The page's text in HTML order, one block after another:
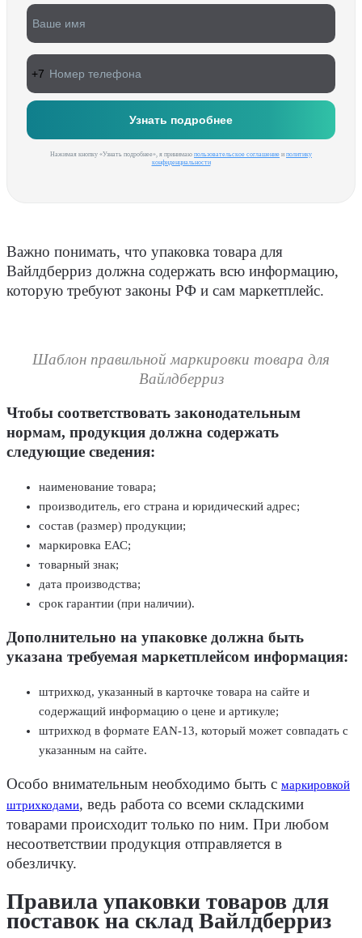
Нажимая кнопку «Узнать подробнее», я принимаю пользовательское соглашение и политику
конфиденциальности
Важно понимать, что упаковка товара для
Вайлдберриз должна содержать всю информацию,
которую требуют законы РФ и сам маркетплейс.
Шаблон правильной маркировки товара для
Вайлдберриз
Чтобы соответствовать законодательным
нормам, продукция должна содержать
следующие сведения:
наименование товара;
производитель, его страна и юридический адрес;
состав (размер) продукции;
маркировка ЕАС;
товарный знак;
дата производства;
срок гарантии (при наличии).
Дополнительно на упаковке должна быть
указана требуемая маркетплейсом информация:
штрихкод, указанный в карточке товара на сайте и
содержащий информацию о цене и артикуле;
штрихкод в формате EAN-13, который может совпадать с
указанным на сайте.
Особо внимательным необходимо быть с маркировкой
штрихкодами, ведь работа со всеми складскими
товарами происходит только по ним. При любом
несоответствии продукция отправляется в
обезличку.
Правила упаковки товаров для
поставок на склад Вайлдберриз